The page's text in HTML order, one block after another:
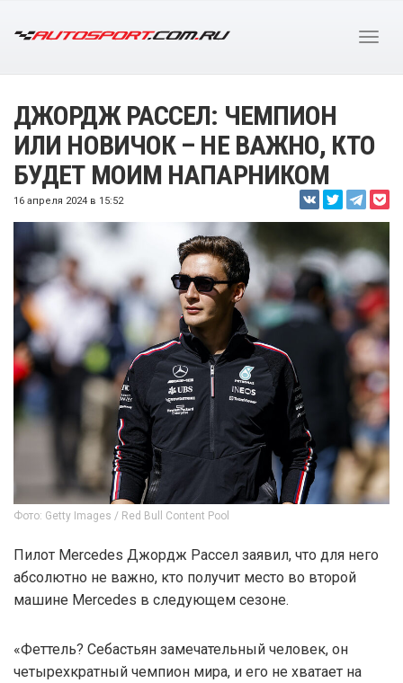
ДЖОРДЖ РАССЕЛ: ЧЕМПИОН
ИЛИ НОВИЧОК – НЕ ВАЖНО, КТО
БУДЕТ МОИМ НАПАРНИКОМ
16 апреля 2024 в 15:52
Фото: Getty Images / Red Bull Content Pool
Пилот Mercedes Джордж Рассел заявил, что для него
абсолютно не важно, кто получит место во второй
машине Mercedes в следующем сезоне.
«Феттель? Себастьян замечательный человек, он
четырехкратный чемпион мира, и его не хватает на